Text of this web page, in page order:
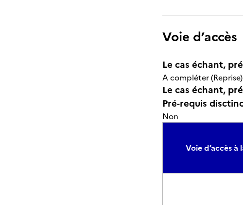
Voie d’accès
Le cas échant,
A compléter (Reprise)
Le cas échant,
Pré-requis
Non
Voie d’accès